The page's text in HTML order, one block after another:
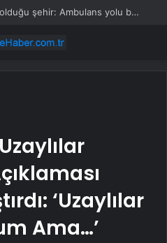
Adres kullanmanın yasak olduğu şehir: Ambulans yolu bulamıyor, kargo gitmiyor
‘Uzaylılar
Ama…’